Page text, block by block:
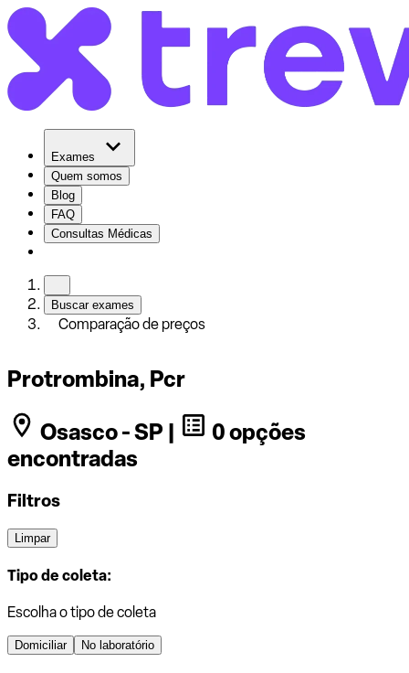
Exames
Quem somos
Blog
FAQ
Consultas Médicas
Buscar exames
Comparação de preços
Protrombina, Pcr
Osasco - SP |
0 opções
encontradas
Filtros
Limpar
Tipo de coleta:
Escolha o tipo de coleta
Domiciliar No laboratório